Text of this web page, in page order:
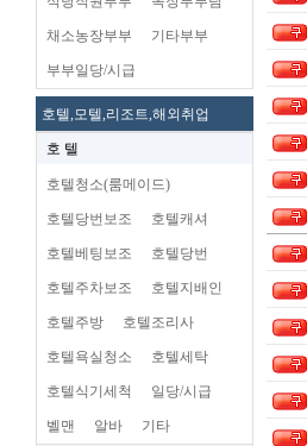
채소농장부부 기타부부
부부일당/시급
호텔,모텔,리조트,해외취업
호 텔
호텔청소(룸메이드)
호텔당번보조 호텔캐셔
호텔베팅보조 호텔당번
호텔주차보조 호텔지배인
호텔주방 호텔조리사
호텔욕실청소 호텔세탁
호텔식기세척 일당/시급
벨맨 알바 기타